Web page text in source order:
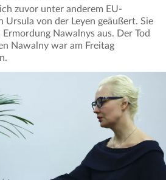
zuvor unter anderem EU-
Ursula von der Leyen geäußert. Sie
Nawalnys aus. Der Tod
Nawalny war am Freitag